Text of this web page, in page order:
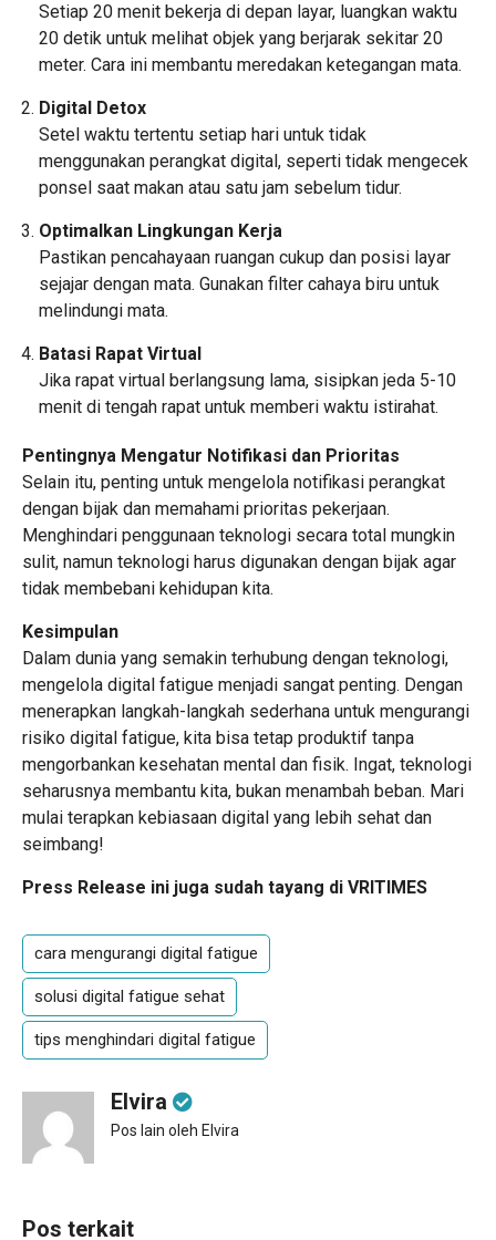
Setiap 20 menit bekerja di depan layar, luangkan waktu
20 detik untuk melihat objek yang berjarak sekitar 20
meter. Cara ini membantu meredakan ketegangan mata.
Digital Detox
Setel waktu tertentu setiap hari untuk tidak
menggunakan perangkat digital, seperti tidak mengecek
ponsel saat makan atau satu jam sebelum tidur.
Optimalkan Lingkungan Kerja
Pastikan pencahayaan ruangan cukup dan posisi layar
sejajar dengan mata. Gunakan filter cahaya biru untuk
melindungi mata.
Batasi Rapat Virtual
Jika rapat virtual berlangsung lama, sisipkan jeda 5-10
menit di tengah rapat untuk memberi waktu istirahat.
Pentingnya Mengatur Notifikasi dan Prioritas
Selain itu, penting untuk mengelola notifikasi perangkat
dengan bijak dan memahami prioritas pekerjaan.
Menghindari penggunaan teknologi secara total mungkin
sulit, namun teknologi harus digunakan dengan bijak agar
tidak membebani kehidupan kita.
Kesimpulan
Dalam dunia yang semakin terhubung dengan teknologi,
mengelola digital fatigue menjadi sangat penting. Dengan
menerapkan langkah-langkah sederhana untuk mengurangi
risiko digital fatigue, kita bisa tetap produktif tanpa
mengorbankan kesehatan mental dan fisik. Ingat, teknologi
seharusnya membantu kita, bukan menambah beban. Mari
mulai terapkan kebiasaan digital yang lebih sehat dan
seimbang!
Press Release ini juga sudah tayang di VRITIMES
cara mengurangi digital fatigue
solusi digital fatigue sehat
tips menghindari digital fatigue
Elvira
Pos lain oleh Elvira
Pos terkait